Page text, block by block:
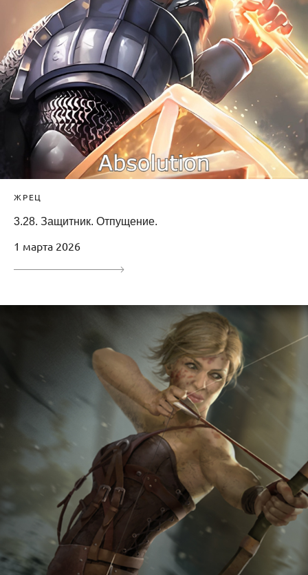
ЖРЕЦ
3.28. Защитник. Отпущение.
1 марта 2026